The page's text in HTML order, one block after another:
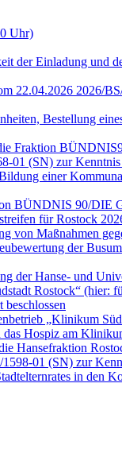
Uhr)
der Einladung und
22.04.2026 2026/
Bestellung
Fraktion
01 (SN) zur Kenntnis
einer
BÜNDNIS 90/DIE
für Rostock
Maßnahmen
der
der Hanse- und
Rostock“ (hier:
„Klinikum
Hospiz am
Hansefraktion
01 (SN) zur
in den